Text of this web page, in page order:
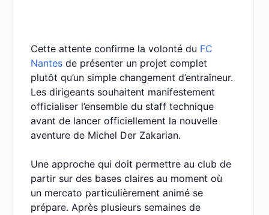
Cette attente confirme la volonté du FC
Nantes de présenter un projet complet
plutôt qu’un simple changement d’entraîneur.
Les dirigeants souhaitent manifestement
officialiser l’ensemble du staff technique
avant de lancer officiellement la nouvelle
aventure de Michel Der Zakarian.
Une approche qui doit permettre au club de
partir sur des bases claires au moment où
un mercato particulièrement animé se
prépare. Après plusieurs semaines de